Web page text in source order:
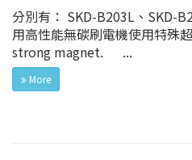
分別有： SKD-B203L、
用高性能無碳刷電機使用特殊
strong magnet. ...
More